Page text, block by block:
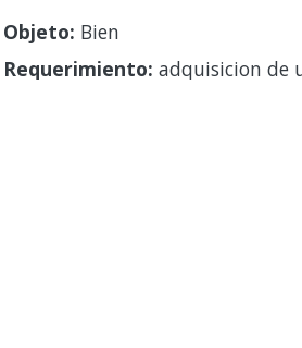
Objeto: Bien
Requerimiento: adquisicion de